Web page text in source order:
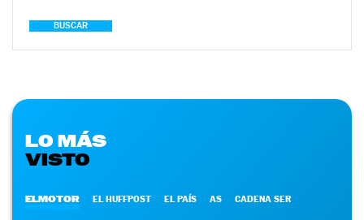
BUSCAR
LO MÁS
VISTO
ELMOTOR EL HUFFPOST EL PAÍS AS CADENA SER